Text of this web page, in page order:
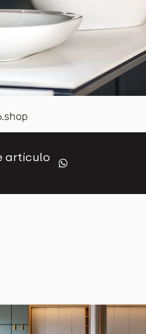
artículo